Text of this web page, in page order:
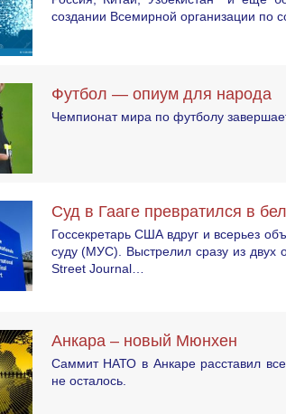
создании Всемирной организации по
Футбол — опиум для народа
Чемпионат мира по футболу
Суд в Гааге превратился в
Госсекретарь США вдруг и всерьез
суду (МУС). Выстрелил сразу из двух
Street Journal…
Анкара – новый Мюнхен
Саммит НАТО в Анкаре расставил
не осталось.